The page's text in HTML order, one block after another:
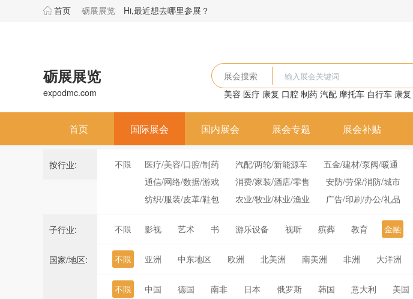
首页 砺展展览 Hi,最近想去哪里参展？
砺展展览
expodmc.com
展会搜索
美容 医疗 康复 口腔 制药 汽配 摩托车 自行车 康复
首页 国际展会 国内展会 展会专题 展会补贴
按行业: 不限 医疗/美容/口腔/制药 汽配/两轮/新能源车 五金/建材/泵阀/暖通
通信/网络/数据/游戏
消费/家装/酒店/零售 安防/劳保/消防/城市
纺织/服装/皮革/鞋包
农业/牧业/林业/渔业 广告/印刷/办公/礼品
子行业: 不限 影视 艺术 书 游乐设备 视听 殡葬 教育 金融
国家/地区: 不限 亚洲 中东地区 欧洲 北美洲 南美洲 非洲 大洋洲
不限 中国 德国 南非 日本 俄罗斯 韩国 意大利 美国